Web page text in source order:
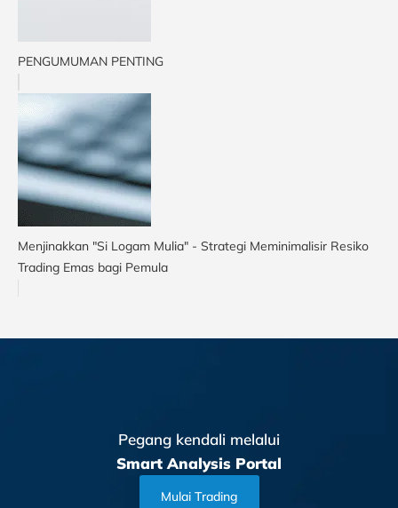
PENGUMUMAN PENTING
Menjinakkan "Si Logam Mulia" - Strategi Meminimalisir Resiko
Trading Emas bagi Pemula
Pegang kendali melalui
Smart Analysis Portal
Mulai Trading